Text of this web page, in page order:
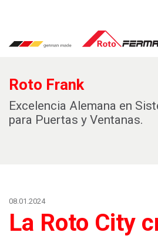
Roto Frank
Excelencia Alemana en
para Puertas y Ventanas.
08.01.2024
La Roto City